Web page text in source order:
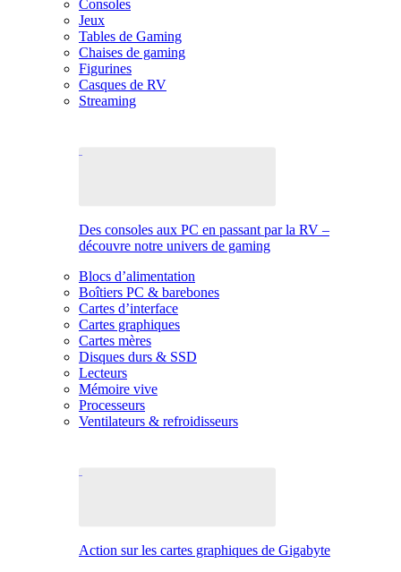
Consoles
Jeux
Tables de Gaming
Chaises de gaming
Figurines
Casques de RV
Streaming
Des consoles aux PC en passant par la RV –
découvre notre univers de gaming
Blocs d’alimentation
Boîtiers PC & barebones
Cartes d’interface
Cartes graphiques
Cartes mères
Disques durs & SSD
Lecteurs
Mémoire vive
Processeurs
Ventilateurs & refroidisseurs
Action sur les cartes graphiques de Gigabyte